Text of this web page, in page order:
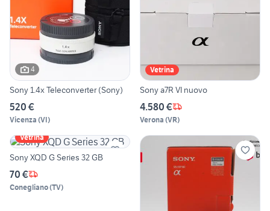
4
Sony 1.4x Teleconverter (Sony)
520 €
Vicenza (VI)
Vetrina
Sony a7R VI nuovo
4.580 €
Verona (VR)
Vetrina
Sony XQD G Series 32 GB
70 €
Conegliano(TV)